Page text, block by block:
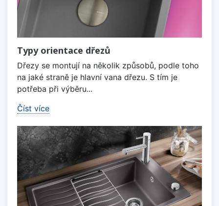
Typy orientace dřezů
Dřezy se montují na několik způsobů, podle toho
na jaké straně je hlavní vana dřezu. S tím je
potřeba při výběru...
Číst více